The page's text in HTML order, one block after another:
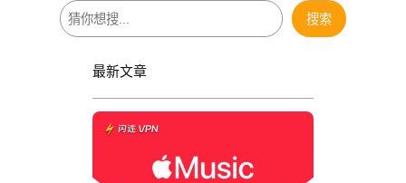
搜
索
搜索
最新文章